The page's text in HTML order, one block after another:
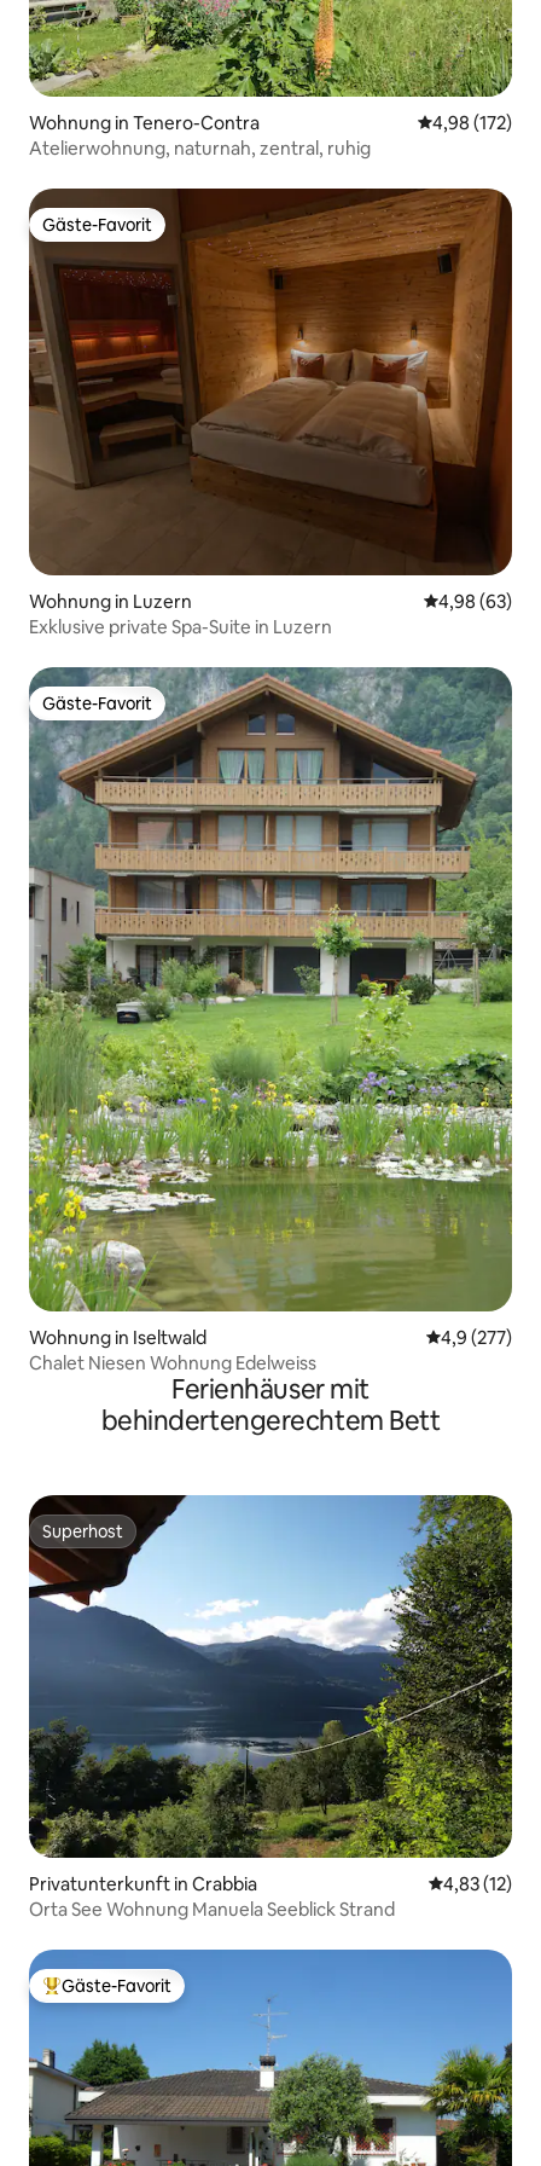
Wohnung in Tenero-Contra
4,98 (172)
Atelierwohnung, naturnah, zentral, ruhig
Gäste-Favorit
Gäste-Favorit
Wohnung in Luzern
4,98 (63)
Exklusive private Spa-Suite in Luzern
Gäste-Favorit
Gäste-Favorit
Wohnung in Iseltwald
4,9 (277)
Chalet Niesen Wohnung Edelweiss
Ferienhäuser mit
behindertengerechtem Bett
Superhost
Superhost
Privatunterkunft in Crabbia
4,83 (12)
Orta See Wohnung Manuela Seeblick Strand
Beliebter Gäste-Favorit.
Gäste-Favorit